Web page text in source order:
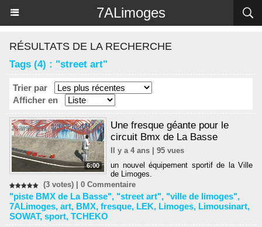
7ALimoges
RÉSULTATS DE LA RECHERCHE
Tags (4) : "street art"
Trier par
Afficher en
6:00
Une fresque géante pour le
circuit Bmx de La Basse
Il y a 4 ans | 95 vues
un nouvel équipement sportif de la Ville
de Limoges.
(3 votes) | 0 Commentaire
"piste BMX de La Basse", "street art", "ville de limoges",
7ALimoges, art, BMX, fresque, LEK, Limoges, Limousinart,
SOWAT, sport, TCHEKO